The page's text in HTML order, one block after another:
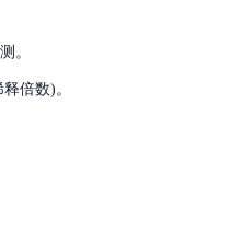
。
倍数)。